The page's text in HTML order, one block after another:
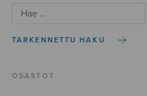
TARKENNETTU HAKU
OSASTOT